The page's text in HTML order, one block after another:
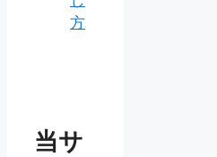
方
当サ